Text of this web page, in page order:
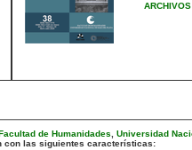
ARCHIVOS
de Humanidades
Universidad
con las siguientes características: